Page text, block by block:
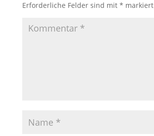
Erforderliche Felder sind mit * markiert